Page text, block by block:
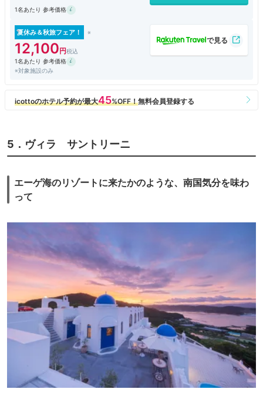
1名あたり 参考価格
夏休み＆秋旅フェア！
12,100
1名あたり 参考価格
※対象施設のみ
5．ヴィラ サントリーニ
エーゲ海のリゾートに来たかのような、南国気分を味わ
って